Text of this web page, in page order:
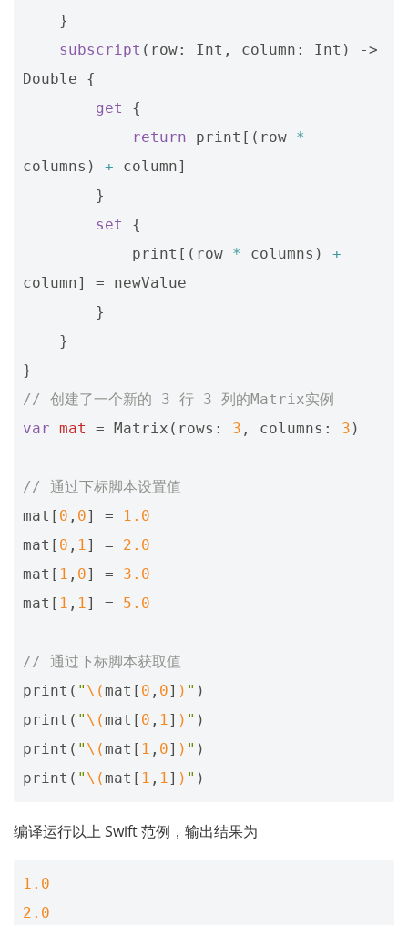
}
subscript ( row: Int , column : Int )
->
Double
{
get
{
return
print [( row *
columns ) + column]
}
set
{
print [( row * columns )
+
column] =
newValue
}
}
}
// 创建了一个新的 3 行 3 列的Matrix实例
var mat = Matrix ( rows : 3 , columns : 3 )
// 通过下标脚本设置值
mat [ 0 , 0] =
1.0
mat [ 0 , 1] =
2.0
mat [ 1 , 0] =
3.0
mat [ 1 , 1] = 5.0
// 通过下标脚本获取值
print ( " \(mat [ 0 , 0] ) " )
print ( " \(mat [ 0 , 1] ) " )
print ( " \(mat [ 1 , 0] ) " )
print ( " \(mat [ 1 , 1] ) " )
编译运行以上 Swift 范例，输出结果为
1.0
2.0